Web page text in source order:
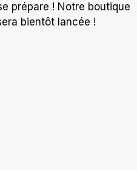
prépare ! Notre boutique
bientôt lancée !